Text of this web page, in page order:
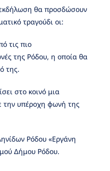
θα προσδώσουν
τραγούδι οι:
τις πιο
της Ρόδου, η οποία θα
της.
στο κοινό μια
την υπέροχη φωνή της
Ρόδου «Εργάνη
Δήμου Ρόδου.